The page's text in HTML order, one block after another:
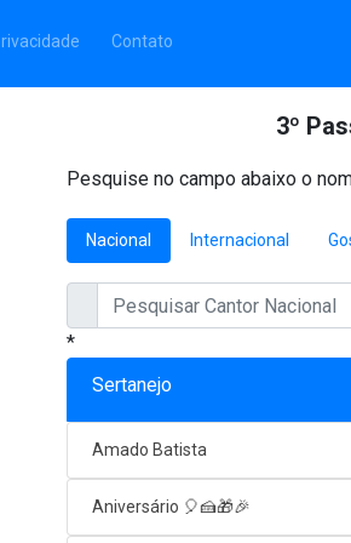
Contato
3º
Pesquise no campo abaixo o
Nacional Internacional
*
Sertanejo
Amado Batista
Aniversário 🎈🍰🎁🎉